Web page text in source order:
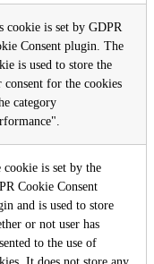
cookie is set by GDPR
Consent plugin. The
is used to store the
consent for the cookies
category
cookie is set by the
Cookie Consent
and is used to store
or not user has
to the use of